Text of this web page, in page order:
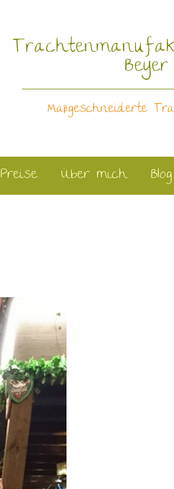
Beyer
Maßgeschneiderte
Preise Über mich Blog